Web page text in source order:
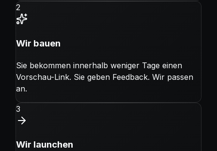
2
Wir bauen
Sie bekommen innerhalb weniger Tage einen
Vorschau-Link. Sie geben Feedback. Wir passen
an.
3
Wir launchen